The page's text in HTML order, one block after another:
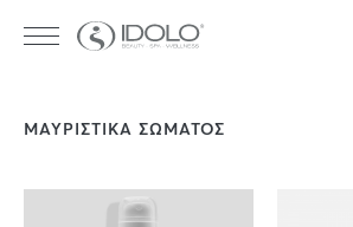
ΜΑΥΡΙΣΤΙΚΑ ΣΩΜΑΤΟΣ